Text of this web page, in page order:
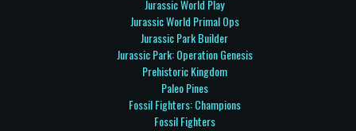
Jurassic World Play
Jurassic World Primal Ops
Jurassic Park Builder
Jurassic Park: Operation Genesis
Prehistoric Kingdom
Paleo Pines
Fossil Fighters: Champions
Fossil Fighters